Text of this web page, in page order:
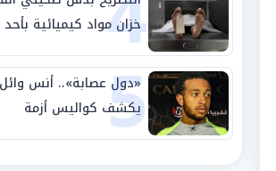
خزان مواد كيميائية بأحد
مصانع الفيوم
5
«دول عصابة».. أنس وائل
يكشف كواليس أزمة
استبعاده المفاجئ من